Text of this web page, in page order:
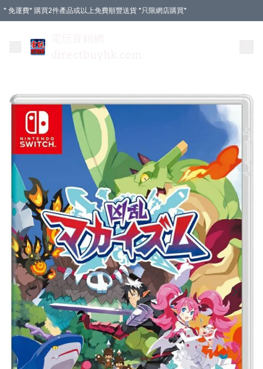
* 免運費* 購買2件產品或以上免費順豐送貨 *只限網店購買*